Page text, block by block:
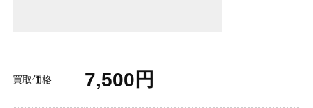
買取価格 7,500円